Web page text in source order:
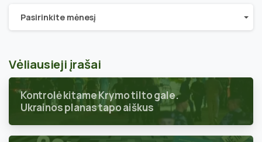
Archyvai
Pasirinkite mėnesį
Vėliausieji įrašai
Kontrolė kitame Krymo tilto gale.
Ukrainos planas tapo aiškus